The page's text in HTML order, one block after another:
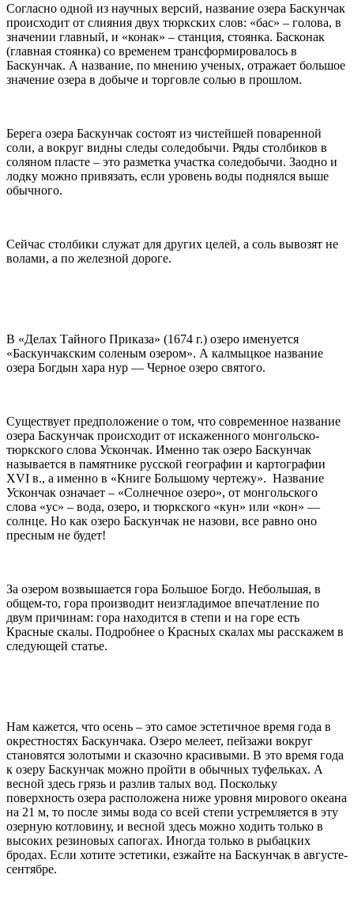
Согласно одной из научных версий, название озера Баскунчак
происходит от слияния двух тюркских слов: «бас» – голова, в
значении главный, и «конак» – станция, стоянка. Басконак
(главная стоянка) со временем трансформировалось в
Баскунчак. А название, по мнению ученых, отражает большое
значение озера в добыче и торговле солью в прошлом.
Берега озера Баскунчак состоят из чистейшей поваренной
соли, а вокруг видны следы соледобычи. Ряды столбиков в
соляном пласте – это разметка участка соледобычи. Заодно и
лодку можно привязать, если уровень воды поднялся выше
обычного.
Сейчас столбики служат для других целей, а соль вывозят не
волами, а по железной дороге.
В «Делах Тайного Приказа» (1674 г.) озеро именуется
«Баскунчакским соленым озером». А калмыцкое название
озера Богдын хара нур — Черное озеро святого.
Существует предположение о том, что современное название
озера Баскунчак происходит от искаженного монгольско-
тюркского слова Ускончак. Именно так озеро Баскунчак
называется в памятнике русской географии и картографии
XVI в., а именно в «Книге Большому чертежу». Название
Ускончак означает – «Солнечное озеро», от монгольского
слова «ус» – вода, озеро, и тюркского «кун» или «кон» —
солнце. Но как озеро Баскунчак не назови, все равно оно
пресным не будет!
За озером возвышается гора Большое Богдо. Небольшая, в
общем-то, гора производит неизгладимое впечатление по
двум причинам: гора находится в степи и на горе есть
Красные скалы. Подробнее о Красных скалах мы расскажем в
следующей статье.
Нам кажется, что осень – это самое эстетичное время года в
окрестностях Баскунчака. Озеро мелеет, пейзажи вокруг
становятся золотыми и сказочно красивыми. В это время года
к озеру Баскунчак можно пройти в обычных туфельках. А
весной здесь грязь и разлив талых вод. Поскольку
поверхность озера расположена ниже уровня мирового океана
на 21 м, то после зимы вода со всей степи устремляется в эту
озерную котловину, и весной здесь можно ходить только в
высоких резиновых сапогах. Иногда только в рыбацких
бродах. Если хотите эстетики, езжайте на Баскунчак в августе-
сентябре.